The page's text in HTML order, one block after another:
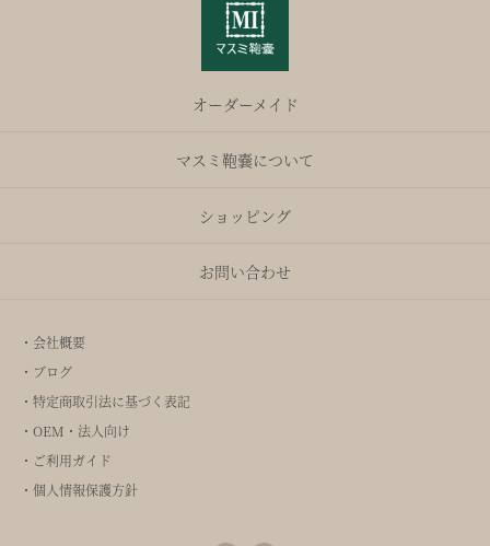
オーダーメイド
マスミ鞄嚢について
ショッピング
お問い合わせ
・会社概要
・ブログ
・特定商取引法に基づく表記
・OEM・法人向け
・ご利用ガイド
・個人情報保護方針